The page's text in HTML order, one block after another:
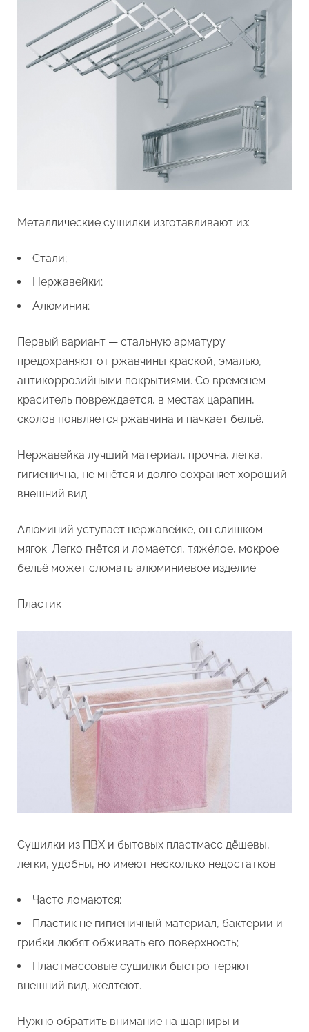
Металлические сушилки изготавливают из:
Стали;
Нержавейки;
Алюминия;
Первый вариант — стальную арматуру
предохраняют от ржавчины краской, эмалью,
антикоррозийными покрытиями. Со временем
краситель повреждается, в местах царапин,
сколов появляется ржавчина и пачкает бельё.
Нержавейка лучший материал, прочна, легка,
гигиенична, не мнётся и долго сохраняет хороший
внешний вид.
Алюминий уступает нержавейке, он слишком
мягок. Легко гнётся и ломается, тяжёлое, мокрое
бельё может сломать алюминиевое изделие.
Пластик
Сушилки из ПВХ и бытовых пластмасс дёшевы,
легки, удобны, но имеют несколько недостатков.
Часто ломаются;
Пластик не гигиеничный материал, бактерии и
грибки любят обживать его поверхность;
Пластмассовые сушилки быстро теряют
внешний вид, желтеют.
Нужно обратить внимание на шарниры и